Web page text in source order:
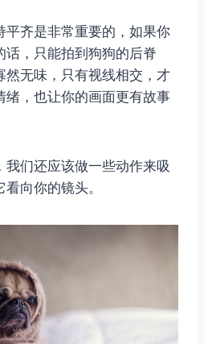
平齐是非常重要的，如果你
话，只能拍到狗狗的后脊
然无味，只有视线相交，才
绪，也让你的画面更有故事
们还应该做一些动作来吸
向你的镜头。